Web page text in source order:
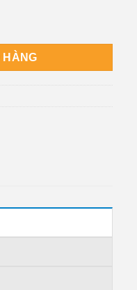
- Cài Đặt Tận Nơi
HÀNG